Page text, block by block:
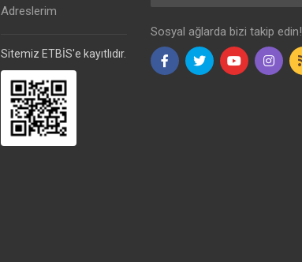
Adreslerim
Sitemiz ETBİS'e kayıtlıdır.
Sosyal ağlarda bizi takip edin!